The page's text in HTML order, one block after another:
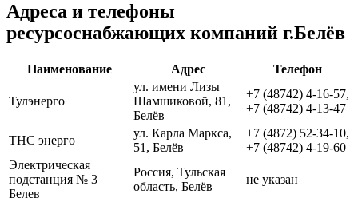
Адреса и телефоны
ресурсоснабжающих компаний г.Белёв
Наименование Адрес Телефон
Тулэнерго
ул. имени Лизы
Шамшиковой, 81,
Белёв
+7 (48742) 4-16-57,
+7 (48742) 4-13-47
ТНС энерго
ул. Карла Маркса,
51, Белёв
+7 (4872) 52-34-10,
+7 (48742) 4-19-60
Электрическая
подстанция № 3
Белев
Россия, Тульская
область, Белёв
не указан